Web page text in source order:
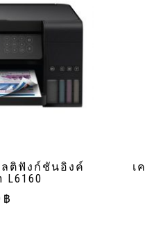
ลติฟังก์ชันอิงค์
L6160
฿
เ